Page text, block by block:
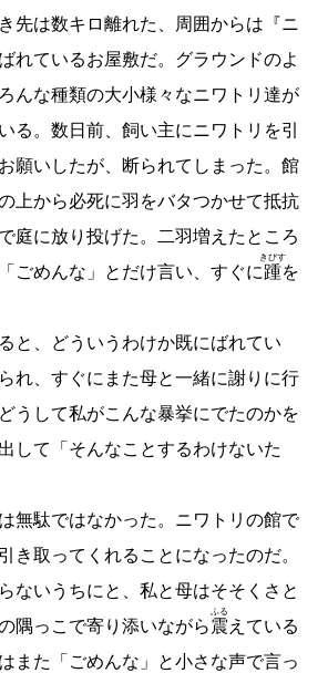
先は数キロ離れた、周囲からは『ニ
れているお屋敷だ。グラウンドのよ
んな種類の大小様々なニワトリ達が
る。数日前、飼い主にニワトリを引
願いしたが、断られてしまった。館
上から必死に羽をバタつかせて抵抗
庭に放り投げた。二羽増えたところ
ごめんな」とだけ言い、すぐに踵
きびす
を
と、どういうわけか既にばれてい
れ、すぐにまた母と一緒に謝りに行
うして私がこんな暴挙にでたのかを
して「そんなことするわけないた
無駄ではなかった。ニワトリの館で
き取ってくれることになったのだ。
ないうちにと、私と母はそそくさと
隅っこで寄り添いながら震
ふる
えている
また「ごめんな」と小さな声で言っ